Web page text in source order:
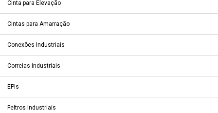
Cinta para Elevação
Cintas para Amarração
Conexões Industriais
Correias Industriais
EPIs
Feltros Industriais